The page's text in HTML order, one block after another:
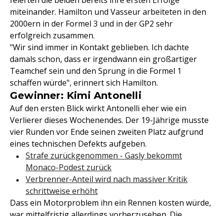
miteinander. Hamilton und Vasseur arbeiteten in den
2000ern in der Formel 3 und in der GP2 sehr
erfolgreich zusammen.
"Wir sind immer in Kontakt geblieben. Ich dachte
damals schon, dass er irgendwann ein großartiger
Teamchef sein und den Sprung in die Formel 1
schaffen würde", erinnert sich Hamilton.
Gewinner: Kimi Antonelli
Auf den ersten Blick wirkt Antonelli eher wie ein
Verlierer dieses Wochenendes. Der 19-Jährige musste
vier Runden vor Ende seinen zweiten Platz aufgrund
eines technischen Defekts aufgeben.
Strafe zurückgenommen - Gasly bekommt
Monaco-Podest zurück
Verbrenner-Anteil wird nach massiver Kritik
schrittweise erhöht
Dass ein Motorproblem ihn ein Rennen kosten würde,